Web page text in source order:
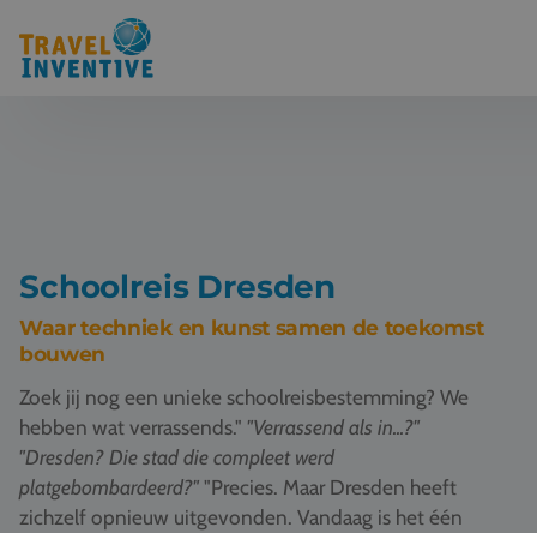
Over ons
Een offerte aanvragen
Nieuws
Schoolreis Dresden
Waar techniek en kunst samen de toekomst
bouwen
Zoek jij nog een unieke schoolreisbestemming? We
hebben wat verrassends." "Verrassend als in...?"
"Dresden? Die stad die compleet werd
platgebombardeerd?""Precies. Maar Dresden heeft
zichzelf opnieuw uitgevonden. Vandaag is het één